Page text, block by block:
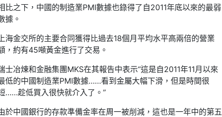
比之下，中國的制造業PMI數據也錄得了自2011年底以來的最弱
據。
海金交所的主要合同獲得比過去18個月平均水平高兩倍的營業
，約有45噸黃金進行了交易。
士冶煉和金融集團MKS在其報告中表示“這是自2011年11月以來
低的中國制造業PMI數據……看到金屬大幅下滑，但是時間很
……趁低買入很快就介入了。”
於中國銀行的存款準備金率在周一被削減，這也是一年中的第五